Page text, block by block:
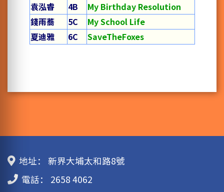
袁泓睿
4B
My Birthday Resolution
錢雨蕎
5C
My School Life
夏迪雅
6C SaveTheFoxes
地址：
新界大埔太和路8號
電話：
2658 4062